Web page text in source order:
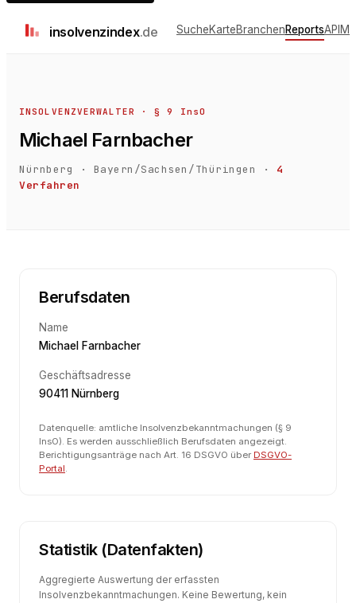
insolvenzindex.de SucheKarteBranchenReportsAPI
INSOLVENZVERWALTER · § 9 InsO
Michael Farnbacher
Nürnberg · Bayern/Sachsen/Thüringen ·
4
Verfahren
Berufsdaten
Name
Michael Farnbacher
Geschäftsadresse
90411 Nürnberg
Datenquelle: amtliche Insolvenzbekanntmachungen (§ 9
InsO). Es werden ausschließlich Berufsdaten angezeigt.
Berichtigungsanträge nach Art. 16 DSGVO über DSGVO-
Portal.
Statistik (Datenfakten)
Aggregierte Auswertung der erfassten
Insolvenzbekanntmachungen. Keine Bewertung, kein